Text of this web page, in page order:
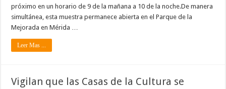
próximo en un horario de 9 de la mañana a 10 de la noche.De manera
simultánea, esta muestra permanece abierta en el Parque de la
Mejorada en Mérida …
Leer Mas ...
Vigilan que las Casas de la Cultura se